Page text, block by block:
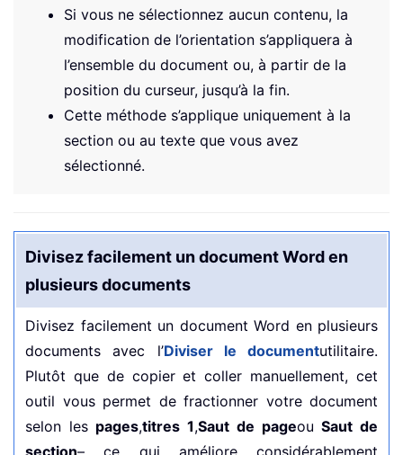
Si vous ne sélectionnez aucun contenu, la
modification de l’orientation s’appliquera à
l’ensemble du document ou, à partir de la
position du curseur, jusqu’à la fin.
Cette méthode s’applique uniquement à la
section ou au texte que vous avez
sélectionné.
Divisez facilement un document Word en
plusieurs documents
Divisez facilement un document Word en plusieurs
documents avec l’Diviser le documentutilitaire.
Plutôt que de copier et coller manuellement, cet
outil vous permet de fractionner votre document
selon les pages,titres 1,Saut de pageouSaut de